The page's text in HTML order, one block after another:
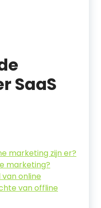
SaaS
marketing zijn er?
marketing?
online
van offline